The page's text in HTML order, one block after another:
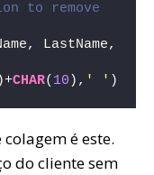
to remove
LastName,
)+CHAR( 10 ), ' ' )
é este.
do cliente sem